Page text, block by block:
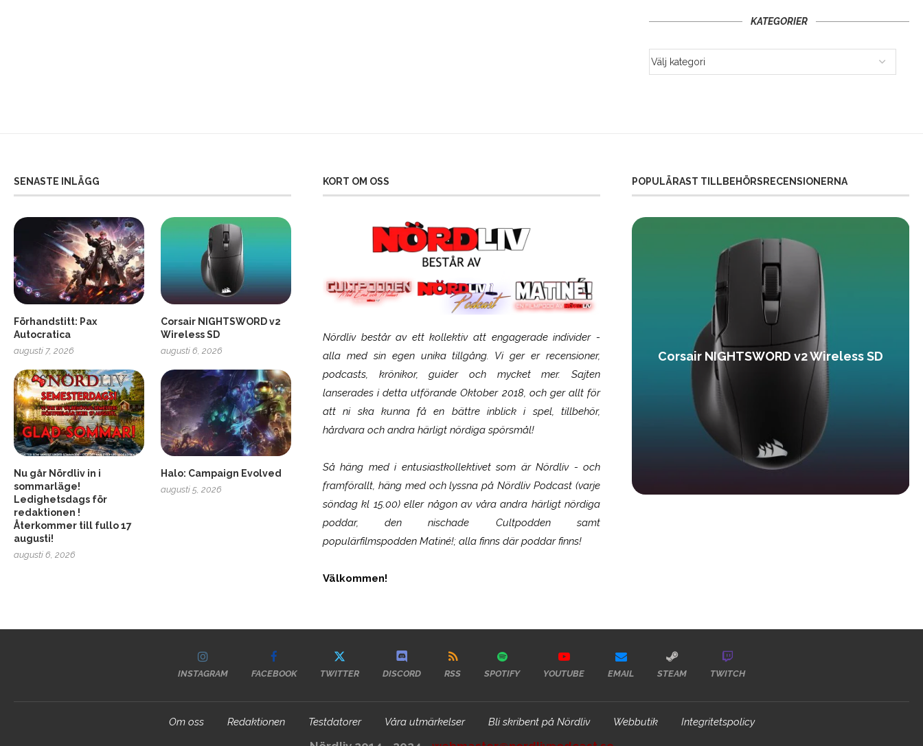
KATEGORIER
SENASTE INLÄGG
Förhandstitt: Pax
Autocratica
augusti 7, 2026
Corsair NIGHTSWORD v2
Wireless SD
augusti 6, 2026
Nu går Nördliv in i
sommarläge!
Ledighetsdags för
redaktionen !
Återkommer till fullo 17
augusti!
augusti 6, 2026
Halo: Campaign Evolved
augusti 5, 2026
KORT OM OSS
Nördliv består av ett kollektiv att engagerade individer -
alla med sin egen unika tillgång. Vi ger er recensioner,
podcasts, krönikor, guider och mycket mer. Sajten
lanserades i detta utförande Oktober 2018, och ger allt för
att ni ska kunna få en bättre inblick i spel, tillbehör,
hårdvara och andra härligt nördiga spörsmål!
Så häng med i entusiastkollektivet som ärNördliv- och
framförallt, häng med och lyssna på Nördliv Podcast (varje
söndag kl 15.00) eller någon av våra andra härligt nördiga
poddar, den nischade Cultpodden samt
populärfilmspodden Matiné!; alla finns där poddar finns!
Välkommen!
POPULÄRAST TILLBEHÖRSRECENSIONERNA
Soundcore Liberty 5 Pro SCUF Gaming Omega Corsair NIGHTSWORD v2 Wireless SD
INSTAGRAM FACEBOOK TWITTER DISCORD RSS SPOTIFY YOUTUBE EMAIL STEAM TWITCH
Om oss Redaktionen Testdatorer Våra utmärkelser Bli skribent på Nördliv Webbutik Integritetspolicy